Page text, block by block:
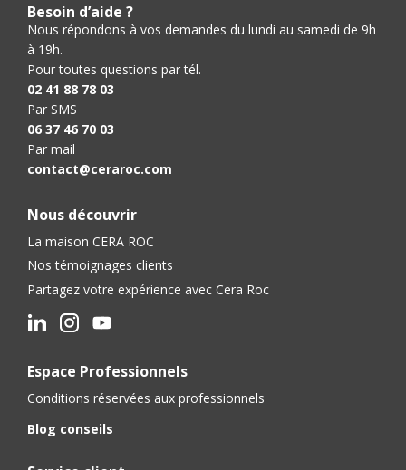
Besoin d’aide ?
Nous répondons à vos demandes du lundi au samedi de 9h
à 19h.
Pour toutes questions par tél.
02 41 88 78 03
Par SMS
06 37 46 70 03
Par mail
contact@ceraroc.com
Nous découvrir
La maison CERA ROC
Nos témoignages clients
Partagez votre expérience avec Cera Roc
Espace Professionnels
Conditions réservées aux professionnels
Blog conseils